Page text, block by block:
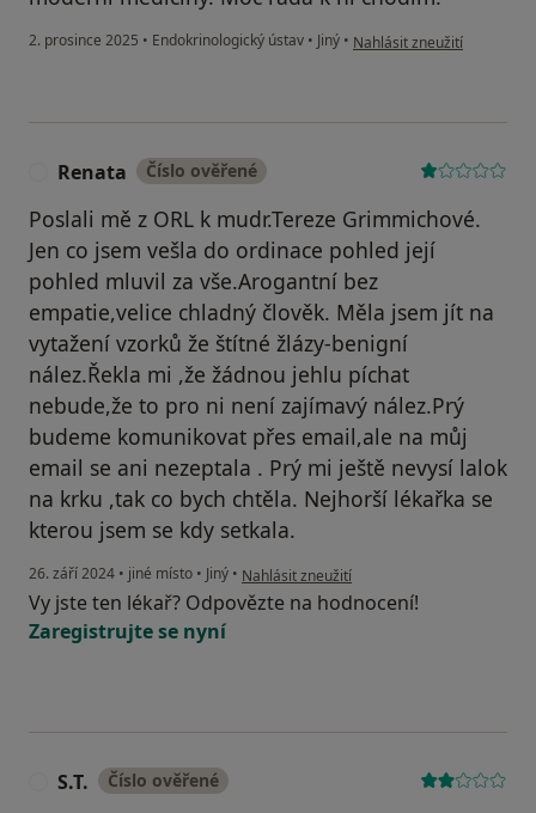
2. prosince 2025 • Endokrinologický ústav • Jiný • podle názoru uživatele
Nahlásit zneužití
Renata Číslo ověřené
Poslali mě z ORL k mudr.Tereze Grimmichové.
Jen co jsem vešla do ordinace pohled její
pohled mluvil za vše.Arogantní bez
empatie,velice chladný člověk. Měla jsem jít na
vytažení vzorků že štítné žlázy-benigní
nález.Řekla mi ,že žádnou jehlu píchat
nebude,že to pro ni není zajímavý nález.Prý
budeme komunikovat přes email,ale na můj
email se ani nezeptala . Prý mi ještě nevysí lalok
na krku ,tak co bych chtěla. Nejhorší lékařka se
kterou jsem se kdy setkala.
26. září 2024 • jiné místo • Jiný • podle názoru uživatele Renata
Nahlásit zneužití
Vy jste ten lékař? Odpovězte na hodnocení!
Zaregistrujte se nyní
S.T. Číslo ověřené